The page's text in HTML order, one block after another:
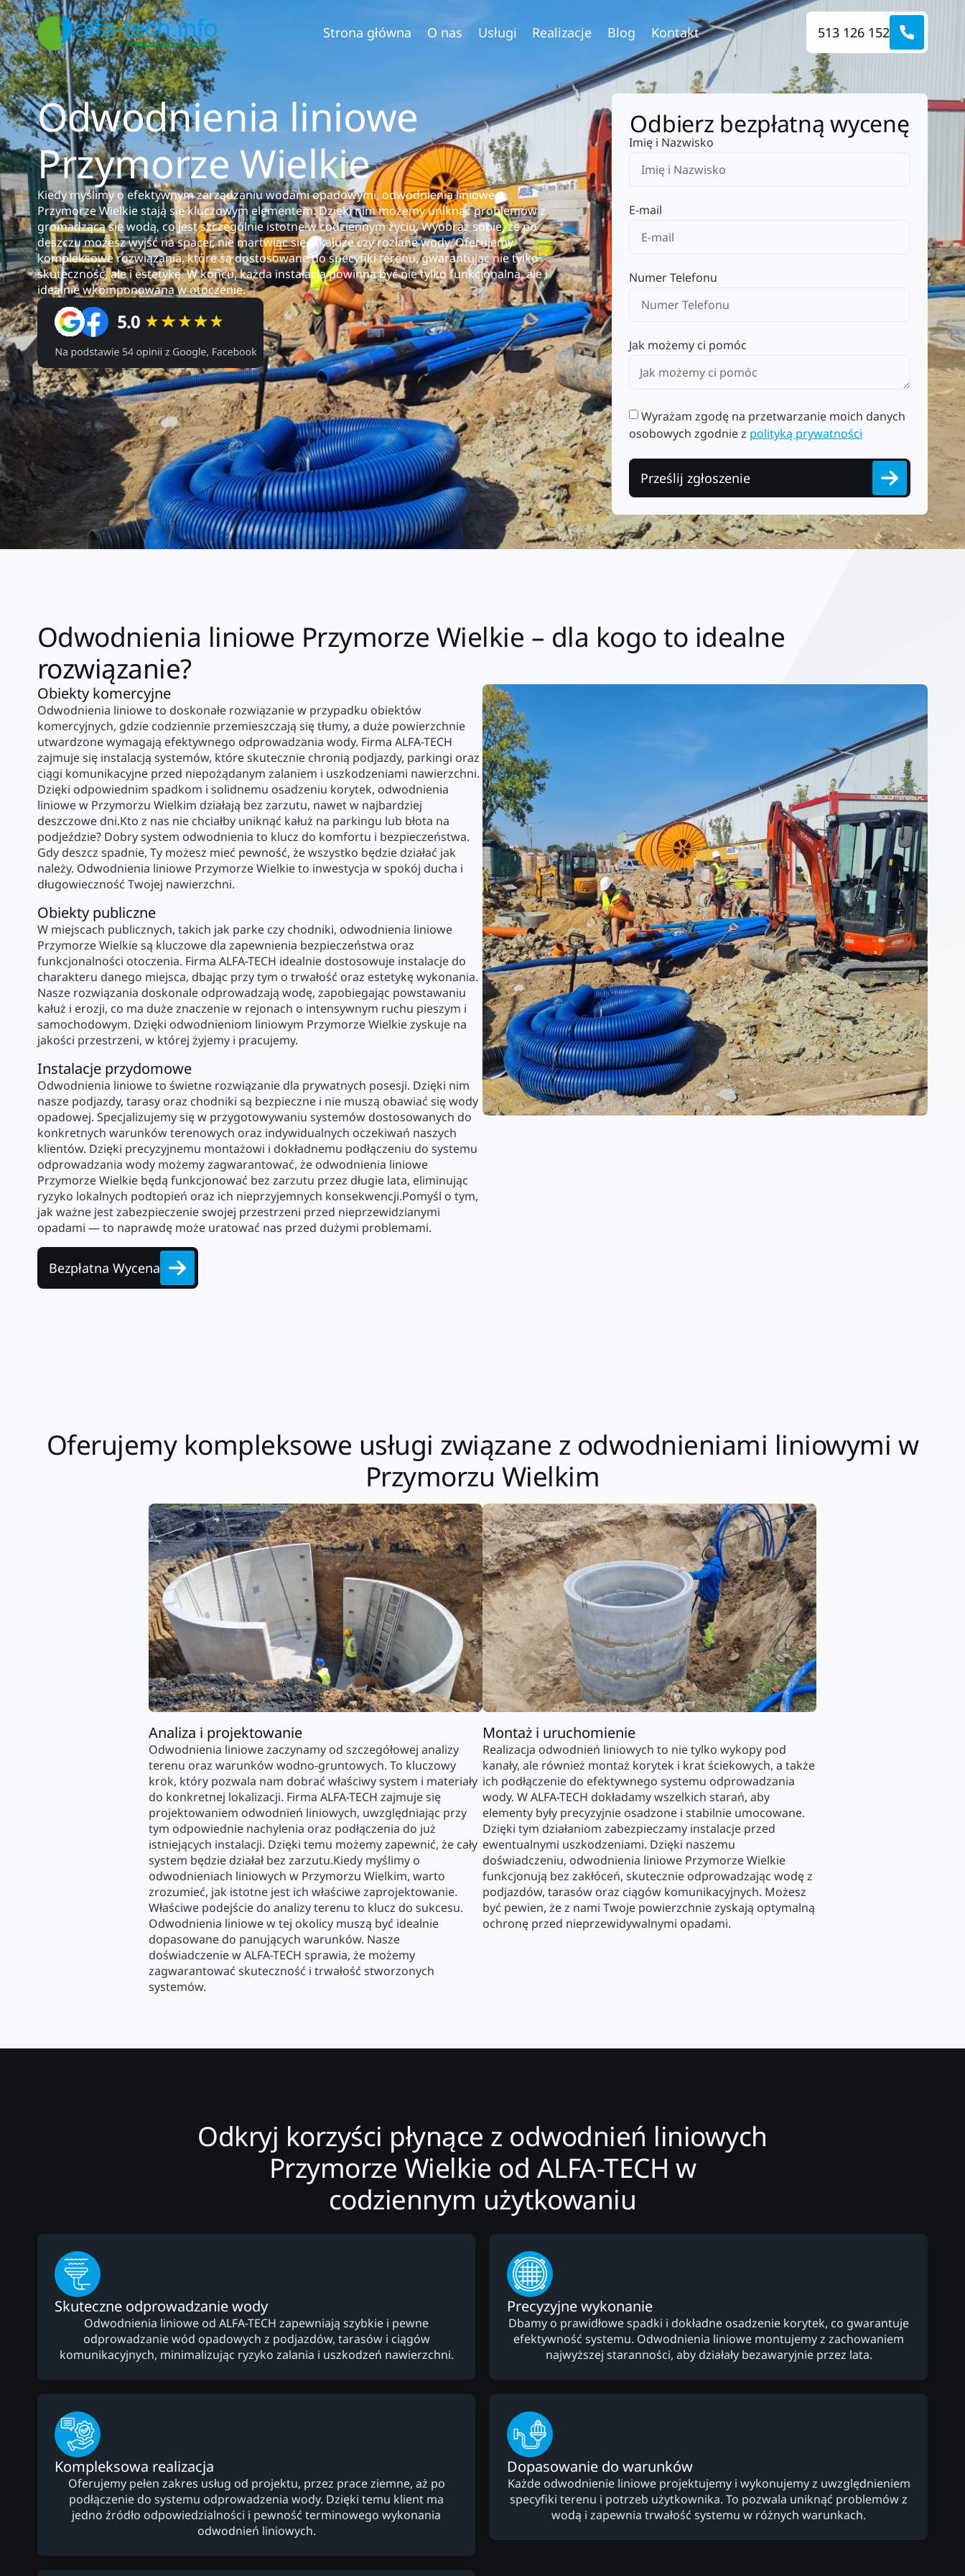
Strona główna O nas Usługi Realizacje Blog Kontakt 513 126 152
Odwodnienia liniowe
Przymorze Wielkie
Kiedy myślimy o efektywnym zarządzaniu wodami opadowymi, odwodnienia liniowe
Przymorze Wielkie stają się kluczowym elementem. Dzięki nim możemy uniknąć problemów z
gromadzącą się wodą, co jest szczególnie istotne w codziennym życiu. Wyobraź sobie, że po
deszczu możesz wyjść na spacer, nie martwiąc się o kałuże czy rozlane wody. Oferujemy
kompleksowe rozwiązania, które są dostosowane do specyfiki terenu, gwarantując nie tylko
skuteczność, ale i estetykę. W końcu, każda instalacja powinna być nie tylko funkcjonalna, ale i
idealnie wkomponowana w otoczenie.
Odbierz bezpłatną wycenę
Imię i Nazwisko
E-mail
Numer Telefonu
Jak możemy ci pomóc
Wyrażam zgodę na przetwarzanie moich danych
osobowych zgodnie z polityką prywatności
Prześlij zgłoszenie
Odwodnienia liniowe Przymorze Wielkie – dla kogo to idealne
rozwiązanie?
Obiekty komercyjne
Odwodnienia liniowe to doskonałe rozwiązanie w przypadku obiektów
komercyjnych, gdzie codziennie przemieszczają się tłumy, a duże powierzchnie
utwardzone wymagają efektywnego odprowadzania wody. Firma ALFA-TECH
zajmuje się instalacją systemów, które skutecznie chronią podjazdy, parkingi oraz
ciągi komunikacyjne przed niepożądanym zalaniem i uszkodzeniami nawierzchni.
Dzięki odpowiednim spadkom i solidnemu osadzeniu korytek, odwodnienia
liniowe w Przymorzu Wielkim działają bez zarzutu, nawet w najbardziej
deszczowe dni.Kto z nas nie chciałby uniknąć kałuż na parkingu lub błota na
podjeździe? Dobry system odwodnienia to klucz do komfortu i bezpieczeństwa.
Gdy deszcz spadnie, Ty możesz mieć pewność, że wszystko będzie działać jak
należy. Odwodnienia liniowe Przymorze Wielkie to inwestycja w spokój ducha i
długowieczność Twojej nawierzchni.
Obiekty publiczne
W miejscach publicznych, takich jak parke czy chodniki, odwodnienia liniowe
Przymorze Wielkie są kluczowe dla zapewnienia bezpieczeństwa oraz
funkcjonalności otoczenia. Firma ALFA-TECH idealnie dostosowuje instalacje do
charakteru danego miejsca, dbając przy tym o trwałość oraz estetykę wykonania.
Nasze rozwiązania doskonale odprowadzają wodę, zapobiegając powstawaniu
kałuż i erozji, co ma duże znaczenie w rejonach o intensywnym ruchu pieszym i
samochodowym. Dzięki odwodnieniom liniowym Przymorze Wielkie zyskuje na
jakości przestrzeni, w której żyjemy i pracujemy.
Instalacje przydomowe
Odwodnienia liniowe to świetne rozwiązanie dla prywatnych posesji. Dzięki nim
nasze podjazdy, tarasy oraz chodniki są bezpieczne i nie muszą obawiać się wody
opadowej. Specjalizujemy się w przygotowywaniu systemów dostosowanych do
konkretnych warunków terenowych oraz indywidualnych oczekiwań naszych
klientów. Dzięki precyzyjnemu montażowi i dokładnemu podłączeniu do systemu
odprowadzania wody możemy zagwarantować, że odwodnienia liniowe
Przymorze Wielkie będą funkcjonować bez zarzutu przez długie lata, eliminując
ryzyko lokalnych podtopień oraz ich nieprzyjemnych konsekwencji.Pomyśl o tym,
jak ważne jest zabezpieczenie swojej przestrzeni przed nieprzewidzianymi
opadami — to naprawdę może uratować nas przed dużymi problemami.
Bezpłatna Wycena
Oferujemy kompleksowe usługi związane z odwodnieniami liniowymi w
Przymorzu Wielkim
Analiza i projektowanie
Odwodnienia liniowe zaczynamy od szczegółowej analizy
terenu oraz warunków wodno-gruntowych. To kluczowy
krok, który pozwala nam dobrać właściwy system i materiały
do konkretnej lokalizacji. Firma ALFA-TECH zajmuje się
projektowaniem odwodnień liniowych, uwzględniając przy
tym odpowiednie nachylenia oraz podłączenia do już
istniejących instalacji. Dzięki temu możemy zapewnić, że cały
system będzie działał bez zarzutu.Kiedy myślimy o
odwodnieniach liniowych w Przymorzu Wielkim, warto
zrozumieć, jak istotne jest ich właściwe zaprojektowanie.
Właściwe podejście do analizy terenu to klucz do sukcesu.
Odwodnienia liniowe w tej okolicy muszą być idealnie
dopasowane do panujących warunków. Nasze
doświadczenie w ALFA-TECH sprawia, że możemy
zagwarantować skuteczność i trwałość stworzonych
systemów.
Montaż i uruchomienie
Realizacja odwodnień liniowych to nie tylko wykopy pod
kanały, ale również montaż korytek i krat ściekowych, a także
ich podłączenie do efektywnego systemu odprowadzania
wody. W ALFA-TECH dokładamy wszelkich starań, aby
elementy były precyzyjnie osadzone i stabilnie umocowane.
Dzięki tym działaniom zabezpieczamy instalacje przed
ewentualnymi uszkodzeniami. Dzięki naszemu
doświadczeniu, odwodnienia liniowe Przymorze Wielkie
funkcjonują bez zakłóceń, skutecznie odprowadzając wodę z
podjazdów, tarasów oraz ciągów komunikacyjnych. Możesz
być pewien, że z nami Twoje powierzchnie zyskają optymalną
ochronę przed nieprzewidywalnymi opadami.
Odkryj korzyści płynące z odwodnień liniowych
Przymorze Wielkie od ALFA-TECH w
codziennym użytkowaniu
Skuteczne odprowadzanie wody
Odwodnienia liniowe od ALFA-TECH zapewniają szybkie i pewne
odprowadzanie wód opadowych z podjazdów, tarasów i ciągów
komunikacyjnych, minimalizując ryzyko zalania i uszkodzeń nawierzchni.
Precyzyjne wykonanie
Dbamy o prawidłowe spadki i dokładne osadzenie korytek, co gwarantuje
efektywność systemu. Odwodnienia liniowe montujemy z zachowaniem
najwyższej staranności, aby działały bezawaryjnie przez lata.
Kompleksowa realizacja
Oferujemy pełen zakres usług od projektu, przez prace ziemne, aż po
podłączenie do systemu odprowadzenia wody. Dzięki temu klient ma
jedno źródło odpowiedzialności i pewność terminowego wykonania
odwodnień liniowych.
Dopasowanie do warunków
Każde odwodnienie liniowe projektujemy i wykonujemy z uwzględnieniem
specyfiki terenu i potrzeb użytkownika. To pozwala uniknąć problemów z
wodą i zapewnia trwałość systemu w różnych warunkach.